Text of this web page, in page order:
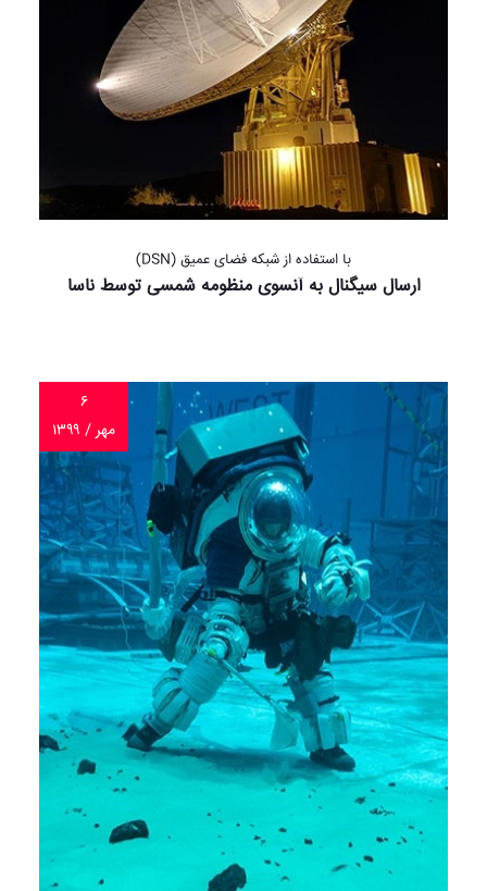
با استفاده از شبکه فضای عمیق (DSN)
ارسال سیگنال به آنسوی منظومه شمسی توسط ناسا
۶
مهر / ۱۳۹۹